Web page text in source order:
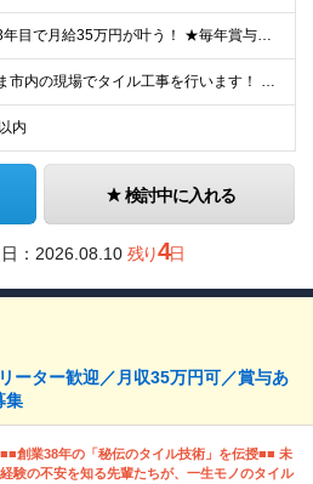
★入社3年目で月給35万円が叶う！ ★毎年賞与あり 日給11,000～21,000円（※日給月給制）＋賞与 ※残業代は別途支給します ※試用期間3ヵ月あり。期間中の給与・待遇の差異はありません ※日
さいたま市内の現場でタイル工事を行います！ 【本社】 埼玉県さいたま市緑区芝原1-32-3 (変更の範囲)上記を除く当社関連勤務地
内
検討中に入れる
： 2026.08.10 残り4日
ーター歓迎／月収35万円可／賞与あ
集
■■創業38年の「秘伝のタイル技術」を伝授■■ 未
経験の不安を知る先輩たちが、一生モノのタイル